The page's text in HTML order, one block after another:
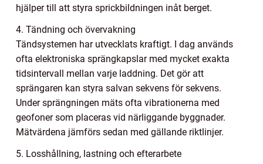
hjälper till att styra sprickbildningen inåt berget.
4. Tändning och övervakning
Tändsystemen har utvecklats kraftigt. I dag används
ofta elektroniska sprängkapslar med mycket exakta
tidsintervall mellan varje laddning. Det gör att
sprängaren kan styra salvan sekvens för sekvens.
Under sprängningen mäts ofta vibrationerna med
geofoner som placeras vid närliggande byggnader.
Mätvärdena jämförs sedan med gällande riktlinjer.
5. Losshållning, lastning och efterarbete